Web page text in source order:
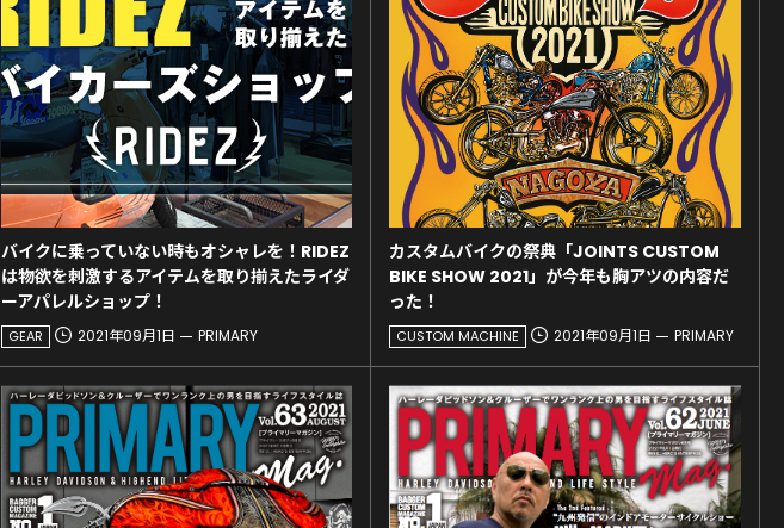
バイクに乗っていない時もオシャレを！RIDEZ
は物欲を刺激するアイテムを取り揃えたライダ
ーアパレルショップ！
GEAR 2021年09月1日 PRIMARY
カスタムバイクの祭典「JOINTS CUSTOM
BIKE SHOW 2021」が今年も胸アツの内容だ
った！
CUSTOM MACHINE 2021年09月1日 PRIMARY